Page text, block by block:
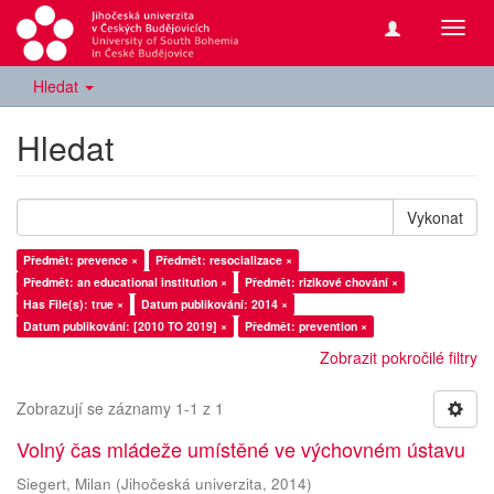
Hledat
Hledat
Vykonat
Předmět: prevence ×
Předmět: resocializace ×
Předmět: an educational institution ×
Předmět: rizikové chování ×
Has File(s): true ×
Datum publikování: 2014 ×
Datum publikování: [2010 TO 2019] ×
Předmět: prevention ×
Zobrazit pokročilé filtry
Zobrazují se záznamy 1-1 z 1
Volný čas mládeže umístěné ve výchovném ústavu
Siegert, Milan (Jihočeská univerzita, 2014)